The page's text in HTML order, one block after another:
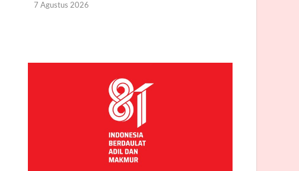
7 Agustus 2026